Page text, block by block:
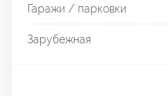
Гаражи / парковки
Зарубежная